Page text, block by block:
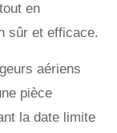
en
sûr et efficace.
aériens
pièce
la date limite